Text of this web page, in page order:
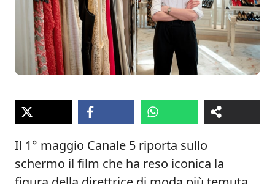
Il 1° maggio Canale 5 riporta sullo
schermo il film che ha reso iconica la